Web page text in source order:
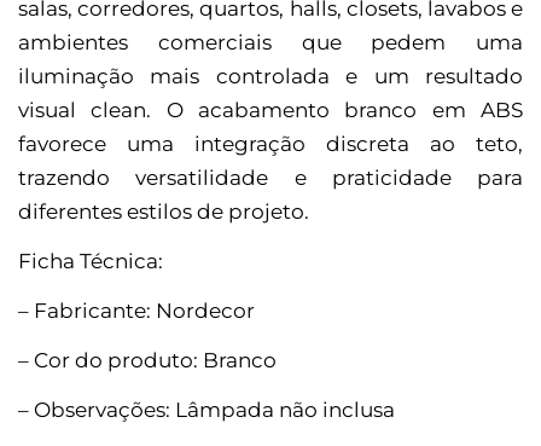
salas, corredores, quartos, halls, closets, lavabos e
ambientes comerciais que pedem uma
iluminação mais controlada e um resultado
visual clean. O acabamento branco em ABS
favorece uma integração discreta ao teto,
trazendo versatilidade e praticidade para
diferentes estilos de projeto.
Ficha Técnica:
– Fabricante: Nordecor
– Cor do produto: Branco
– Observações: Lâmpada não inclusa